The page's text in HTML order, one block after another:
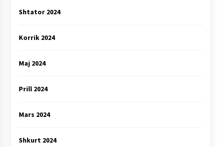
Shtator 2024
Korrik 2024
Maj 2024
Prill 2024
Mars 2024
Shkurt 2024